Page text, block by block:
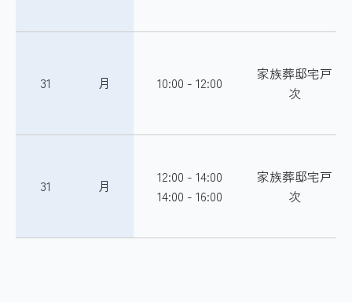
31 月 10:00 - 12:00
家族葬邸宅戸
次
31 月
12:00 - 14:00
14:00 - 16:00
家族葬邸宅戸
次